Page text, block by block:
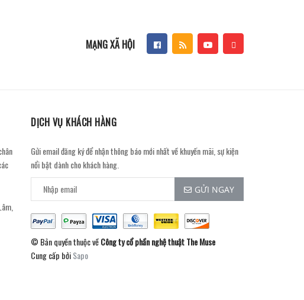
MẠNG XÃ HỘI
DỊCH VỤ KHÁCH HÀNG
Gửi email đăng ký để nhận thông báo mới nhất về khuyến mãi, sự kiện
nổi bật dành cho khách hàng.
GỬI NGAY
© Bản quyền thuộc vềCông ty cổ phần nghệ thuật The Muse
Cung cấp bởiSapo